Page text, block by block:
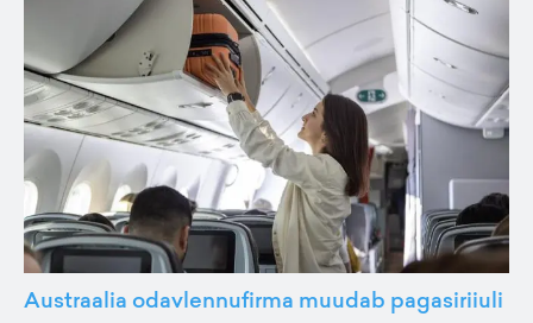
Austraalia odavlennufirma muudab pagasiriiuli